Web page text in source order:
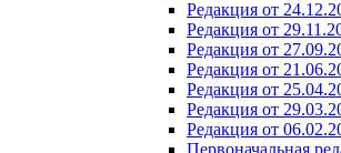
Редакция от
Редакция от
Редакция от
Редакция от
Редакция от
Редакция от
Редакция от
Первоначальная